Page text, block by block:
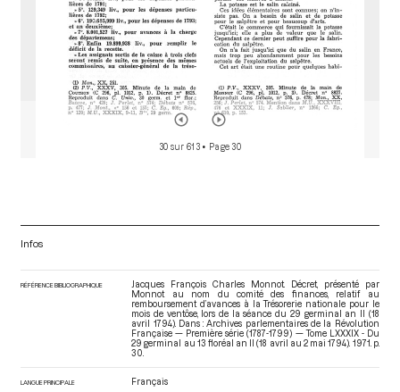
30 sur 613 • Page 30
Infos
RÉFÉRENCE BIBLIOGRAPHIQUE
Jacques François Charles Monnot. Décret, présenté par
Monnot au nom du comité des finances, relatif au
remboursement d’avances à la Trésorerie nationale pour le
mois de ventôse, lors de la séance du 29 germinal an II (18
avril 1794). Dans : Archives parlementaires de la Révolution
Française — Première série (1787-1799) — Tome LXXXIX - Du
29 germinal au 13 floréal an II (18 avril au 2 mai 1794) . 1971. p.
30.
LANGUE PRINCIPALE Français